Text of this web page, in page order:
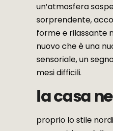
un’atmosfera
sorprendente,
forme e rilassante
nuovo che è una
sensoriale, un
mesi difficili.
la casa
proprio lo stile